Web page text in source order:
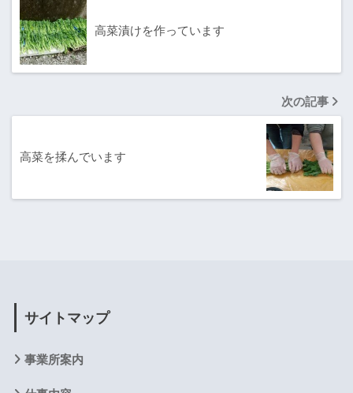
高菜漬けを作っています
次の記事
高菜を揉んでいます
サイトマップ
事業所案内